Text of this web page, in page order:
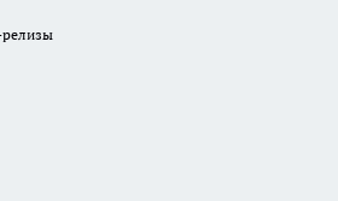
релизы